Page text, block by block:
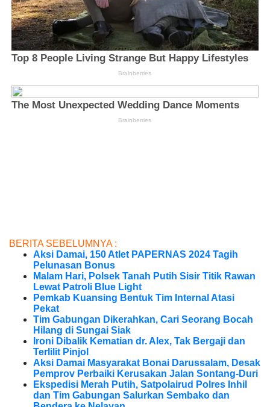
BERITA SEBELUMNYA :
Aksi Damai, 150 Atlet PAPERNAS 2024 Tagih
Pelunasan Bonus
Malam Hari, Polsek Tanah Putih Sisir Titik Rawan
Lewat Patroli Blue Light
Pemkab Kuansing Bentuk Tim Internal Atasi
Pekat
Tim Gabungan Dikerahkan, Cari Seorang Bocah
Hilang di Sungai Siak
Ironi Dibalik Kematian dr. Alex, Tak Bergaji dan
Terlilit Pinjol
Aksi Damai Masyarakat Bonai Darussalam, Desak
Pemprov Perbaiki Kerusakan Jalan Sontang-Duri
Ekspedisi Merah Putih, Satpolairud Polres Inhil
dan Tim Gabungan Salurkan Sembako dan